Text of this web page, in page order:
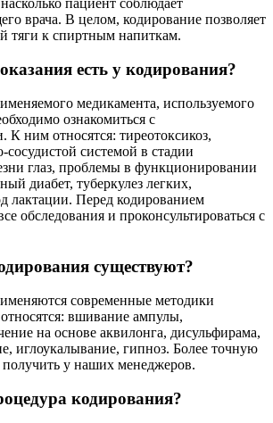
врача. В целом, кодирование позволяет
тяги к спиртным напиткам.
есть у кодирования?
медикамента, используемого
ознакомиться с
К ним относятся: тиреотоксикоз,
системой в стадии
глаз, проблемы в функционировании
диабет, туберкулез легких,
лактации. Перед кодированием
обследования и проконсультироваться с
существуют?
современные методики
вшивание ампулы,
на основе аквилонга, дисульфирама,
иглоукалывание, гипноз. Более точную
у наших менеджеров.
кодирования?